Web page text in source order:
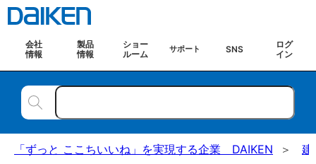
会社
情報
製品
情報
ショー
ルーム
サポート SNS
ログ
イン
「ずっと ここちいいね」を実現する企業 DAIKEN 建